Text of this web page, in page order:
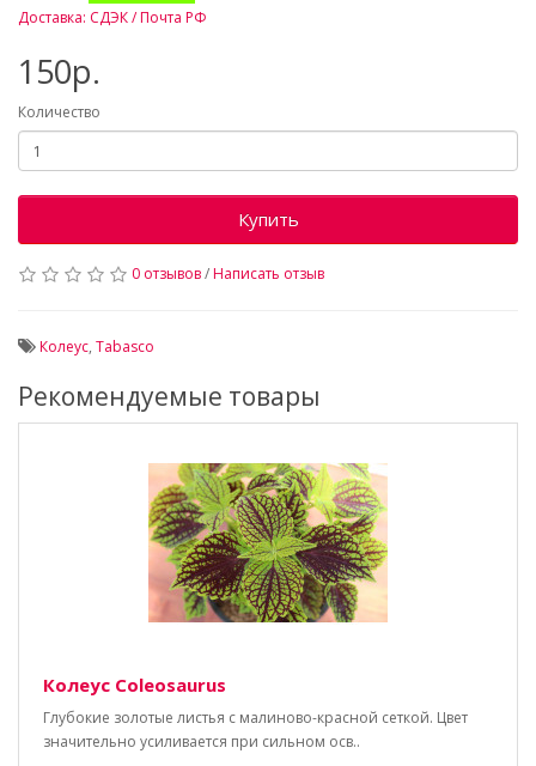
Доставка: СДЭК / Почта РФ
150р.
Количество
Купить
0 отзывов/Написать отзыв
Колеус, Tabasco
Рекомендуемые товары
Колеус Coleosaurus
Глубокие золотые листья с малиново-красной сеткой. Цвет
значительно усиливается при сильном осв..